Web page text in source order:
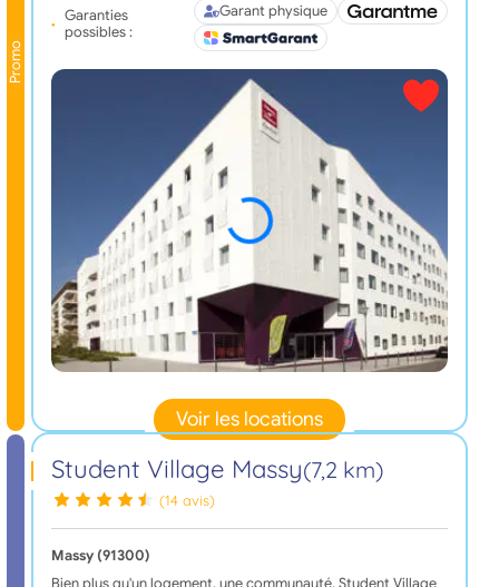
Promo
Garanties
possibles :
Garant physique
Voir les locations
Student Village Massy(7,2 km)
(14 avis)
Massy (91300)
Bien plus qu'un logement, une communauté. Student Village